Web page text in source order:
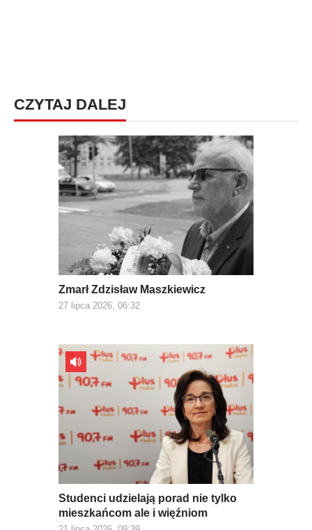
CZYTAJ DALEJ
Zmarł Zdzisław Maszkiewicz
27 lipca 2026, 06:32
Studenci udzielają porad nie tylko
mieszkańcom ale i więźniom